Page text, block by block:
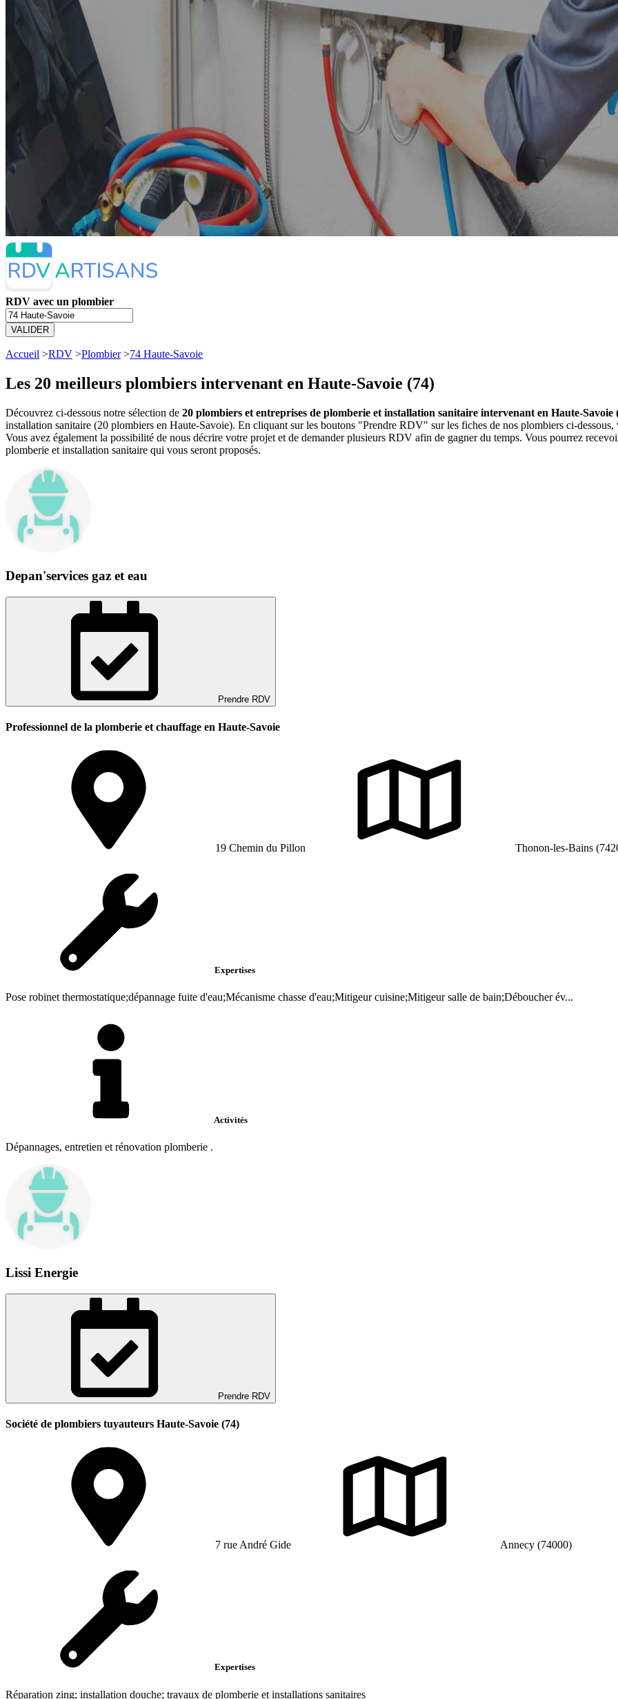
RDV avec un plombier
VALIDER
Accueil >RDV >Plombier>74 Haute-Savoie
Les 20 meilleurs plombiers intervenant en Haute-Savoie (74)
Découvrez ci-dessous notre sélection de 20 plombiers et entreprises de plomberie et installation sanitaire intervenant en Haute-Savoie
installation sanitaire (20 plombiers en Haute-Savoie). En cliquant sur les boutons "Prendre RDV" sur les fiches de nos plombiers ci-
Vous avez également la possibilité de nous décrire votre projet et de demander plusieurs RDV afin de gagner du temps. Vous pourrez
plomberie et installation sanitaire qui vous seront proposés.
Depan'services gaz et eau
Prendre RDV
Professionnel de la plomberie et chauffage en Haute-Savoie
19 Chemin du Pillon Thonon-les-Bains
Expertises
Pose robinet thermostatique;dépannage fuite d'eau;Mécanisme chasse d'eau;Mitigeur cuisine;Mitigeur salle de bain;Déboucher év...
Activités
Dépannages, entretien et rénovation plomberie .
Lissi Energie
Prendre RDV
Société de plombiers tuyauteurs Haute-Savoie (74)
7 rue André Gide Annecy (74000)
Expertises
Réparation zing; installation douche; travaux de plomberie et installations sanitaires